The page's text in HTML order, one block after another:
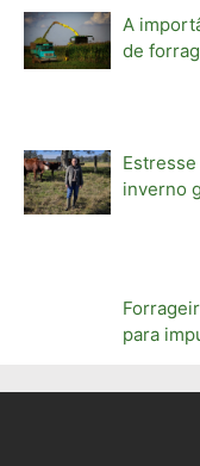
A
de
inverno
para